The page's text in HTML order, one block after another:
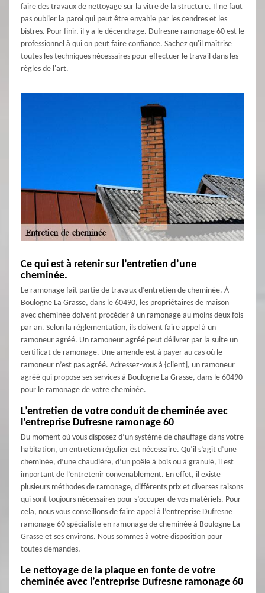
faire des travaux de nettoyage sur la vitre de la structure. Il ne faut
pas oublier la paroi qui peut être envahie par les cendres et les
bistres. Pour finir, il y a le décendrage. Dufresne ramonage 60 est le
professionnel à qui on peut faire confiance. Sachez qu'il maîtrise
toutes les techniques nécessaires pour effectuer le travail dans les
règles de l'art.
Ce qui est à retenir sur l’entretien d’une
cheminée.
Le ramonage fait partie de travaux d’entretien de cheminée. À
Boulogne La Grasse, dans le 60490, les propriétaires de maison
avec cheminée doivent procéder à un ramonage au moins deux fois
par an. Selon la réglementation, ils doivent faire appel à un
ramoneur agréé. Un ramoneur agréé peut délivrer par la suite un
certificat de ramonage. Une amende est à payer au cas où le
ramoneur n’est pas agréé. Adressez-vous à {client], un ramoneur
agréé qui propose ses services à Boulogne La Grasse, dans le 60490
pour le ramonage de votre cheminée.
L’entretien de votre conduit de cheminée avec
l’entreprise Dufresne ramonage 60
Du moment où vous disposez d’un système de chauffage dans votre
habitation, un entretien régulier est nécessaire. Qu’il s’agit d’une
cheminée, d’une chaudière, d’un poêle à bois ou à granulé, il est
important de l’entretenir convenablement. En effet, il existe
plusieurs méthodes de ramonage, différents prix et diverses raisons
qui sont toujours nécessaires pour s’occuper de vos matériels. Pour
cela, nous vous conseillons de faire appel à l’entreprise Dufresne
ramonage 60 spécialiste en ramonage de cheminée à Boulogne La
Grasse et ses environs. Nous sommes à votre disposition pour
toutes demandes.
Le nettoyage de la plaque en fonte de votre
cheminée avec l’entreprise Dufresne ramonage 60